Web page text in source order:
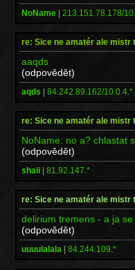
NoName | 213.151.78.178/
re: Sice ne amatér ale mistr
aaqds
(odpovědět)
aqds | 84.242.89.162/10.0.4.*
re: Sice ne amatér ale mistr
NoName: no a? chlastat
(odpovědět)
shaii | 81.92.147.*
re: Sice ne amatér ale mistr
delirium tremens - a ja
(odpovědět)
uuuulalala | 84.244.109.*